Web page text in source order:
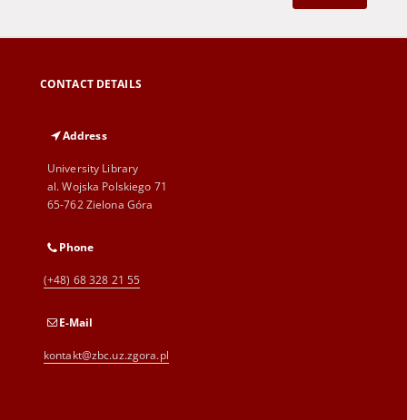
CONTACT DETAILS
Address
University Library
al. Wojska Polskiego 71
65-762 Zielona Góra
Phone
(+48) 68 328 21 55
E-Mail
kontakt@zbc.uz.zgora.pl